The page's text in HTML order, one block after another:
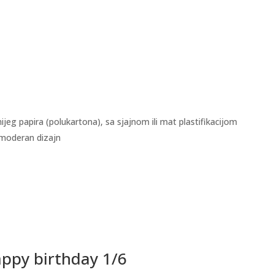
papira (polukartona), sa sjajnom ili mat plastifikacijom
dizajn
birthday 1/6